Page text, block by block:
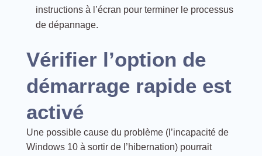
instructions à l’écran pour terminer le processus
de dépannage.
Vérifier l’option de
démarrage rapide est
activé
Une possible cause du problème (l’incapacité de
Windows 10 à sortir de l’hibernation) pourrait